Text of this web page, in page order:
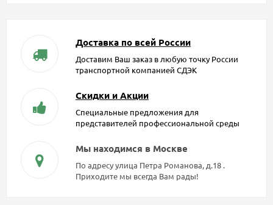
Доставка по всей России
Доставим Ваш заказ в любую точку России
транспортной компанией СДЭК
Скидки и Акции
Специальные предложения для
представителей профессиональной среды
Мы находимся в Москве
По адресу улица Петра Романова, д.18 .
Приходите мы всегда Вам рады!